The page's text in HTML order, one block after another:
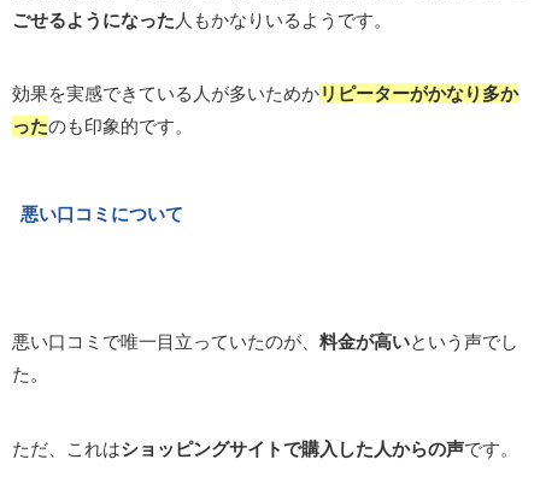
ごせるようになった 人もかなりいるようです。
効果を実感できている人が多いためかリピーターがかなり多か
ったのも印象的です。
悪い口コミについて
悪い口コミで唯一目立っていたのが、 料金が高いという声でし
た。
ただ、これはショッピングサイトで購入した人からの声です。